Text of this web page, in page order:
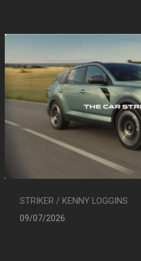
STRIKER / KENNY LOGGINS
09/07/2026